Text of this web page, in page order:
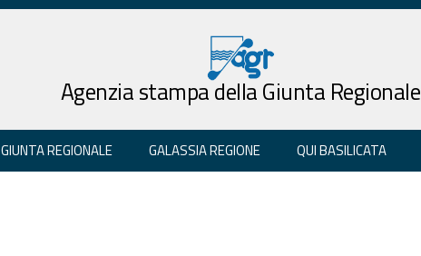
Agenzia stampa della Giunta Regionale
GIUNTA REGIONALE GALASSIA REGIONE QUI BASILICATA